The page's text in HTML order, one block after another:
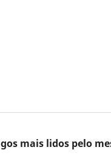
mais lidos pelo